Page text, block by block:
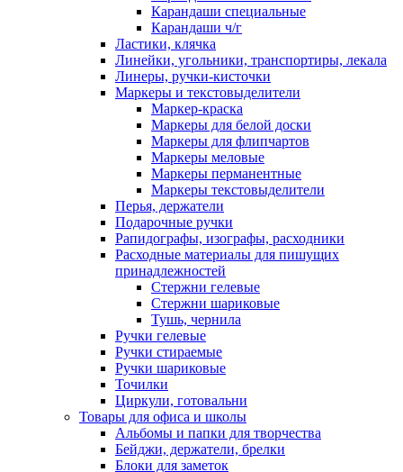
Карандаши специальные
Карандаши ч/г
Ластики, клячка
Линейки, угольники, транспортиры, лекала
Линеры, ручки-кисточки
Маркеры и текстовыделители
Маркер-краска
Маркеры для белой доски
Маркеры для флипчартов
Маркеры меловые
Маркеры перманентные
Маркеры текстовыделители
Перья, держатели
Подарочные ручки
Рапидографы, изографы, расходники
Расходные материалы для пишущих
принадлежностей
Стержни гелевые
Стержни шариковые
Тушь, чернила
Ручки гелевые
Ручки стираемые
Ручки шариковые
Точилки
Циркули, готовальни
Товары для офиса и школы
Альбомы и папки для творчества
Бейджи, держатели, брелки
Блоки для заметок